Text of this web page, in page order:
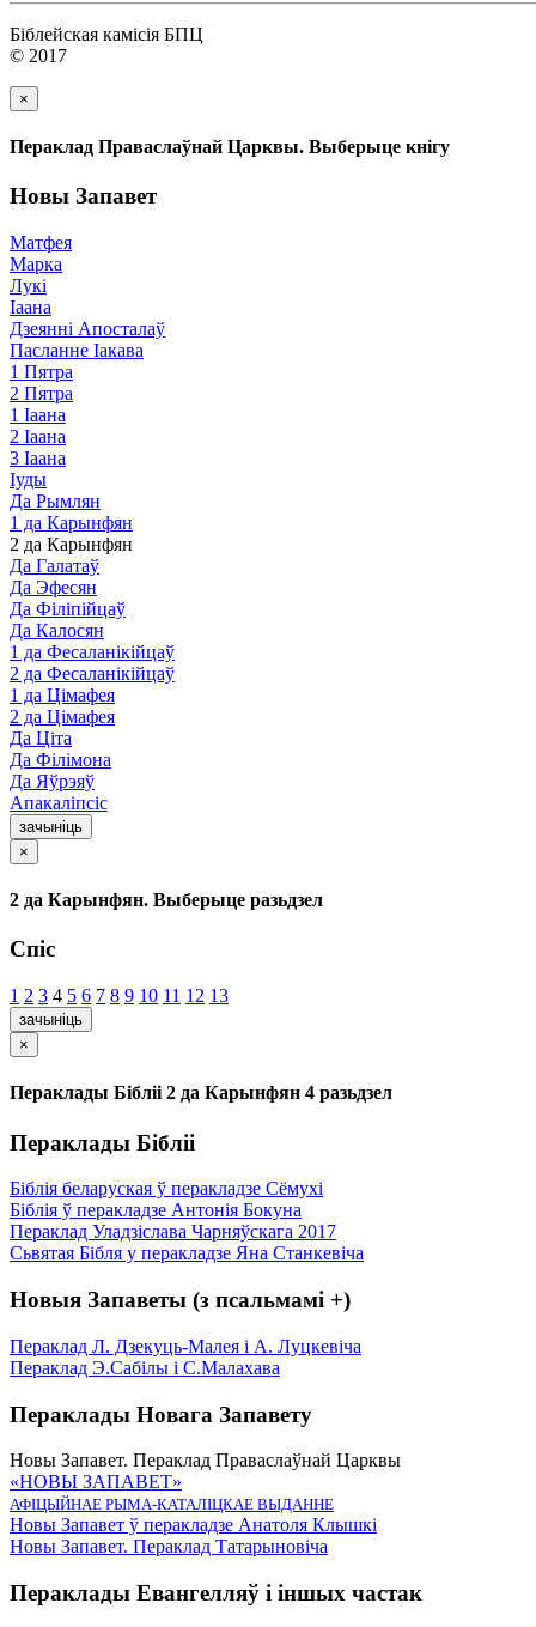
Біблейская камісія БПЦ
© 2017
×
Пераклад Праваслаўнай Царквы. Выберыце кнігу
Новы Запавет
Матфея
Марка
Лукі
Іаана
Дзеянні Апосталаў
Пасланне Іакава
1 Пятра
2 Пятра
1 Іаана
2 Іаана
3 Іаана
Іуды
Да Рымлян
1 да Карынфян
2 да Карынфян
Да Галатаў
Да Эфесян
Да Філіпійцаў
Да Калосян
1 да Фесаланікійцаў
2 да Фесаланікійцаў
1 да Цімафея
2 да Цімафея
Да Ціта
Да Філімона
Да Яўрэяў
Апакаліпсіс
зачыніць
×
2 да Карынфян. Выберыце разьдзел
Спіс
1 2 3 4 5 6 7 8 9 10 11 12 13
зачыніць
×
Пераклады Бібліі 2 да Карынфян 4 разьдзел
Пераклады Бібліі
Біблія беларуская ў перакладзе Сёмухі
Біблія ў перакладзе Антонія Бокуна
Пераклад Уладзіслава Чарняўскага 2017
Сьвятая Бібля у перакладзе Яна Станкевіча
Новыя Запаветы (з псальмамі +)
Пераклад Л. Дзекуць-Малея і А. Луцкевіча
Пераклад Э.Сабілы і С.Малахава
Пераклады Новага Запавету
Новы Запавет. Пераклад Праваслаўнай Царквы
«НОВЫ ЗАПАВЕТ»
АФІЦЫЙНАЕ РЫМА-КАТАЛІЦКАЕ ВЫДАННЕ
Новы Запавет ў перакладзе Анатоля Клышкi
Новы Запавет. Пераклад Татарыновіча
Пераклады Евангелляў і іншых частак